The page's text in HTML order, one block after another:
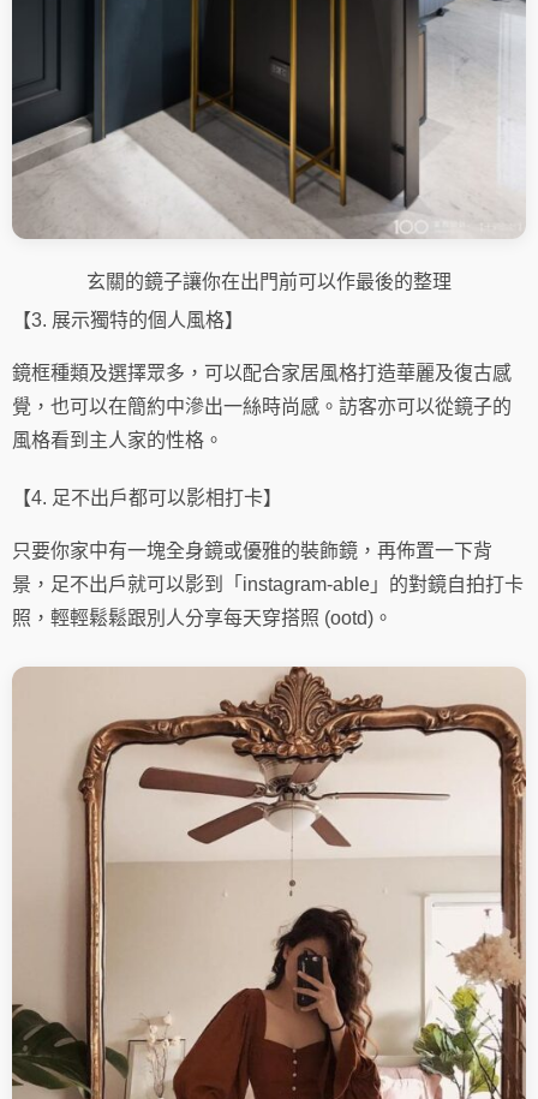
玄關的鏡子讓你在出門前可以作最後的整理
【3. 展示獨特的個人風格】
鏡框種類及選擇眾多，可以配合家居風格打造華麗及復古感
覺，也可以在簡約中滲出一絲時尚感。訪客亦可以從鏡子的
風格看到主人家的性格。
【4. 足不出戶都可以影相打卡】
只要你家中有一塊全身鏡或優雅的裝飾鏡，再佈置一下背
景，足不出戶就可以影到「instagram-able」的對鏡自拍打卡
照，輕輕鬆鬆跟別人分享每天穿搭照 (ootd)。